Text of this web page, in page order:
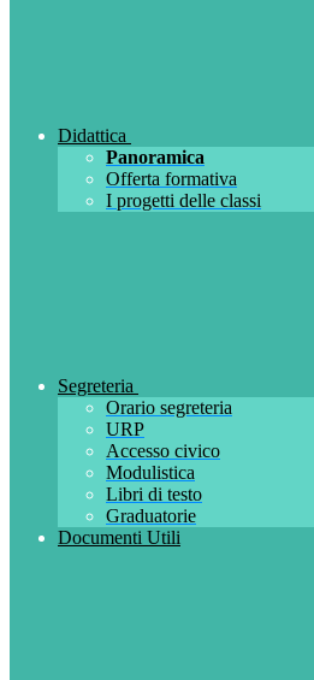
Didattica
Panoramica
Offerta formativa
I progetti delle classi
Segreteria
Orario segreteria
URP
Accesso civico
Modulistica
Libri di testo
Graduatorie
Documenti Utili